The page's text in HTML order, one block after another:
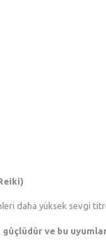
daha yüksek sevgi
ve bu